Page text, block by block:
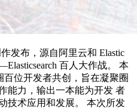
作发布，源自阿里云和 Elastic
百人大作战。 本
百位开发者共创，旨在凝聚圈
能力，输出一本能为开发 者
技术应用和发展。 本次所发